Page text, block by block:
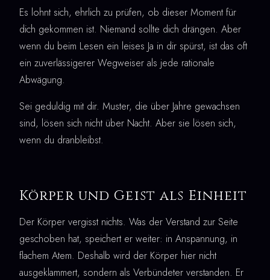
Es lohnt sich, ehrlich zu prüfen, ob dieser Moment für
dich gekommen ist. Niemand sollte dich drängen. Aber
wenn du beim Lesen ein leises Ja in dir spürst, ist das oft
ein zuverlässigerer Wegweiser als jede rationale
Abwägung.
Sei geduldig mit dir. Muster, die über Jahre gewachsen
sind, lösen sich nicht über Nacht. Aber sie lösen sich,
wenn du dranbleibst.
Körper und Geist als Einheit
Der Körper vergisst nichts. Was der Verstand zur Seite
geschoben hat, speichert er weiter: in Anspannung, in
flachem Atem. Deshalb wird der Körper hier nicht
ausgeklammert, sondern als Verbündeter verstanden. Er